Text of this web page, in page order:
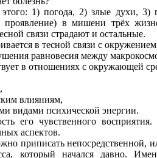
этого: 1) погода, 2) злые духи,
проявление) в мишени трёх
связи страдают и остальные.
в тесной связи с
равновесия между
в отношениях с окружающей
влияниям,
видами психической энергии.
его чувственного
аспектов.
приписать непосредственной,
который начался давно.